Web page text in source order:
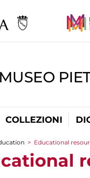
MUSEO
COLLEZIONI
here
> Educational